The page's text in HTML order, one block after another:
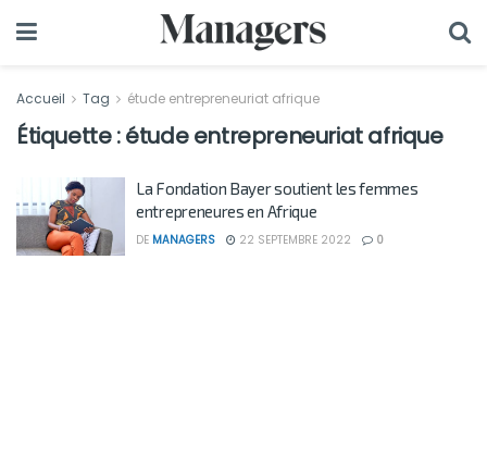
Accueil Tag étude entrepreneuriat afrique
Étiquette :étude entrepreneuriat afrique
La Fondation Bayer soutient les femmes
entrepreneures en Afrique
DE MANAGERS 22 SEPTEMBRE 2022 0